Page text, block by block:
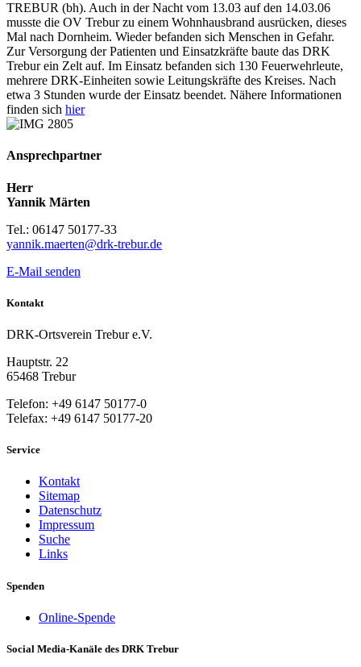
TREBUR (bh). Auch in der Nacht vom 13.03 auf den 14.03.06
musste die OV Trebur zu einem Wohnhausbrand ausrücken, dieses
Mal nach Dornheim. Wieder befanden sich Menschen in Gefahr.
Zur Versorgung der Patienten und Einsatzkräfte baute das DRK
Trebur ein Zelt auf. Im Einsatz befanden sich 130 Feuerwehrleute,
mehrere DRK-Einheiten sowie Leitungskräfte des Kreises. Nach
etwa 3 Stunden wurde der Einsatz beendet. Nähere Informationen
finden sich hier
Ansprechpartner
Herr
Yannik Märten
Tel.: 06147 50177-33
yannik.maerten@drk-trebur.de
E-Mail senden
Kontakt
DRK-Ortsverein Trebur e.V.
Hauptstr. 22
65468 Trebur
Telefon: +49 6147 50177-0
Telefax: +49 6147 50177-20
Service
Kontakt
Sitemap
Datenschutz
Impressum
Suche
Links
Spenden
Online-Spende
Social Media-Kanäle des DRK Trebur